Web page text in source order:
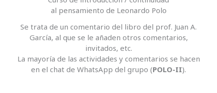
al pensamiento de Leonardo Polo
Se trata de un comentario del libro del prof. Juan A.
García, al que se le añaden otros comentarios,
invitados, etc.
La mayoría de las actividades y comentarios se hacen
en el chat de WhatsApp del grupo (POLO-II).